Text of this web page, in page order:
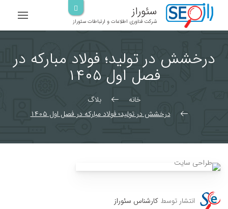
سئوراز
شرکت فناوری اطلاعات و ارتباطات سئوراز
درخشش در تولید؛ فولاد مبارکه در
فصل اول ۱۴۰۵
خانه
بلاگ
درخشش در تولید؛ فولاد مبارکه در فصل اول ۱۴۰۵
انتشار توسط کارشناس سئوراز